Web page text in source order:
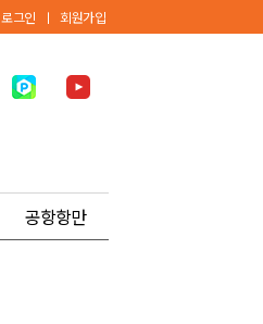
로그인 ㅣ 회원가입
공항항만